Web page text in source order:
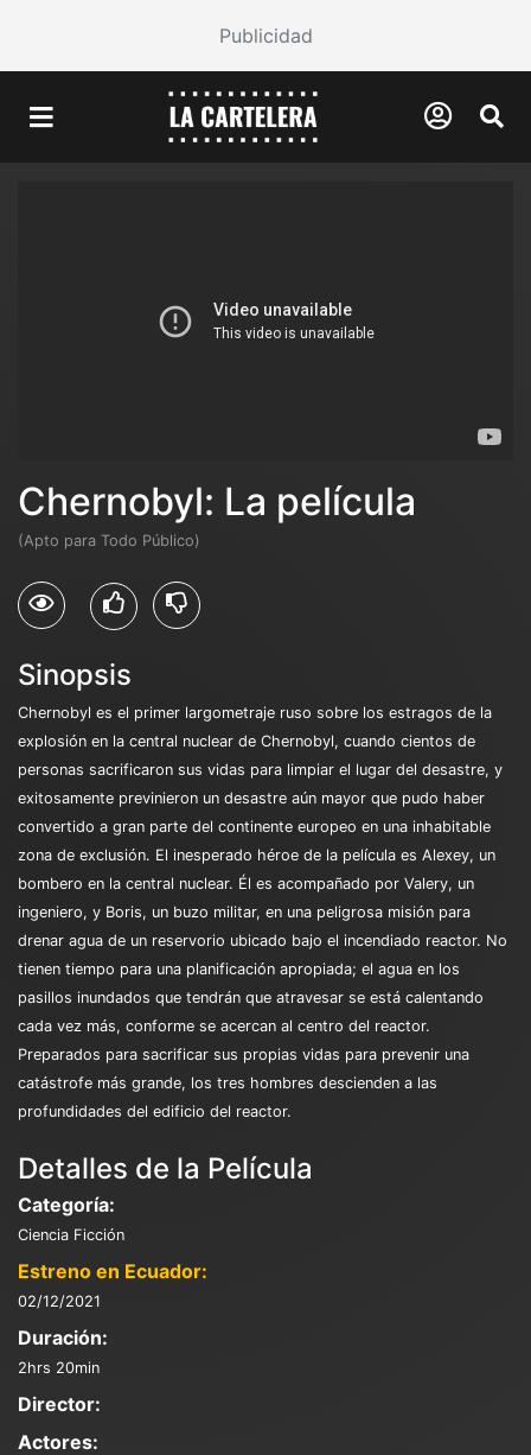
Publicidad
Chernobyl: La película
(Apto para Todo Público)
Sinopsis
Chernobyl es el primer largometraje ruso sobre los estragos de la
explosión en la central nuclear de Chernobyl, cuando cientos de
personas sacrificaron sus vidas para limpiar el lugar del desastre, y
exitosamente previnieron un desastre aún mayor que pudo haber
convertido a gran parte del continente europeo en una inhabitable
zona de exclusión. El inesperado héroe de la película es Alexey, un
bombero en la central nuclear. Él es acompañado por Valery, un
ingeniero, y Boris, un buzo militar, en una peligrosa misión para
drenar agua de un reservorio ubicado bajo el incendiado reactor. No
tienen tiempo para una planificación apropiada; el agua en los
pasillos inundados que tendrán que atravesar se está calentando
cada vez más, conforme se acercan al centro del reactor.
Preparados para sacrificar sus propias vidas para prevenir una
catástrofe más grande, los tres hombres descienden a las
profundidades del edificio del reactor.
Detalles de la Película
Categoría:
Ciencia Ficción
Estreno en Ecuador:
02/12/2021
Duración:
2hrs 20min
Director:
Actores: